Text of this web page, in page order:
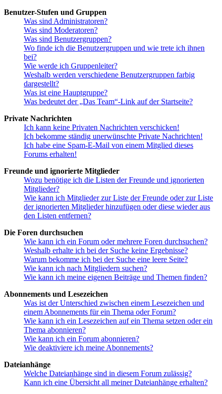
Benutzer-Stufen und Gruppen
Was sind Administratoren?
Was sind Moderatoren?
Was sind Benutzergruppen?
Wo finde ich die Benutzergruppen und wie trete ich ihnen
bei?
Wie werde ich Gruppenleiter?
Weshalb werden verschiedene Benutzergruppen farbig
dargestellt?
Was ist eine Hauptgruppe?
Was bedeutet der „Das Team“-Link auf der Startseite?
Private Nachrichten
Ich kann keine Privaten Nachrichten verschicken!
Ich bekomme ständig unerwünschte Private Nachrichten!
Ich habe eine Spam-E-Mail von einem Mitglied dieses
Forums erhalten!
Freunde und ignorierte Mitglieder
Wozu benötige ich die Listen der Freunde und ignorierten
Mitglieder?
Wie kann ich Mitglieder zur Liste der Freunde oder zur Liste
der ignorierten Mitglieder hinzufügen oder diese wieder aus
den Listen entfernen?
Die Foren durchsuchen
Wie kann ich ein Forum oder mehrere Foren durchsuchen?
Weshalb erhalte ich bei der Suche keine Ergebnisse?
Warum bekomme ich bei der Suche eine leere Seite?
Wie kann ich nach Mitgliedern suchen?
Wie kann ich meine eigenen Beiträge und Themen finden?
Abonnements und Lesezeichen
Was ist der Unterschied zwischen einem Lesezeichen und
einem Abonnements für ein Thema oder Forum?
Wie kann ich ein Lesezeichen auf ein Thema setzen oder ein
Thema abonnieren?
Wie kann ich ein Forum abonnieren?
Wie deaktiviere ich meine Abonnements?
Dateianhänge
Welche Dateianhänge sind in diesem Forum zulässig?
Kann ich eine Übersicht all meiner Dateianhänge erhalten?